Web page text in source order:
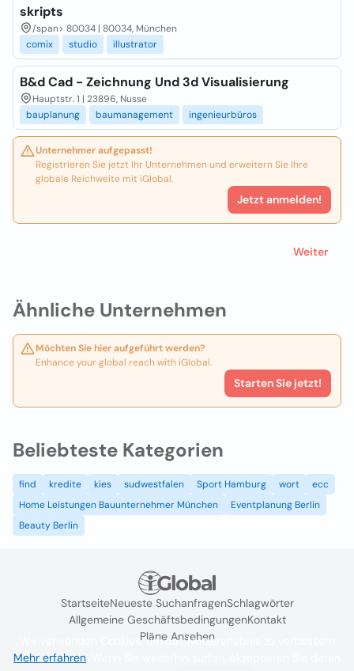
Ähnliche Unternehmen
Möchten Sie hier aufgeführt werden?
Enhance your global reach with iGlobal.
Starten Sie jetzt!
skripts
/span> 80034 | 80034, München
comix
studio illustrator
B&d Cad - Zeichnung Und 3d Visualisierung
Hauptstr. 1 | 23896, Nusse
bauplanung
baumanagement ingenieurbüros
Unternehmer aufgepasst!
Registrieren Sie jetzt Ihr Unternehmen und erweitern Sie Ihre
globale Reichweite mit iGlobal.
Jetzt anmelden!
Weiter
Beliebteste Kategorien
find kredite kies sudwestfalen Sport Hamburg wort
ecc
Home Leistungen Bauunternehmer München
Eventplanung Berlin
Beauty Berlin
StartseiteNeueste SuchanfragenSchlagwörter
Allgemeine GeschäftsbedingungenKontakt
Pläne Ansehen
Wir verwenden Cookies, um das Nutzererlebnis zu verbessern
Mehr erfahren